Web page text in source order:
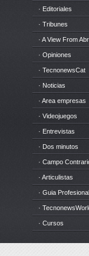
· Editoriales
· Tribunes
· A View From
· Opiniones
· TecnonewsCat
· Noticias
· Area empresas
· Videojuegos
· Entrevistas
· Dos minutos
· Campo
· Articulistas
· Guia
·
· Cursos